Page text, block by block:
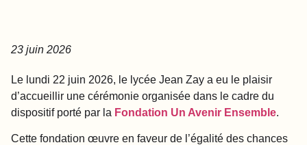
23 juin 2026
Le lundi 22 juin 2026, le lycée Jean Zay a eu le plaisir
d’accueillir une cérémonie organisée dans le cadre du
dispositif porté par la Fondation Un Avenir Ensemble.
Cette fondation œuvre en faveur de l’égalité des chances